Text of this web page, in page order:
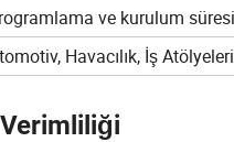
ve kurulum
Havacılık, İş Atölyeleri